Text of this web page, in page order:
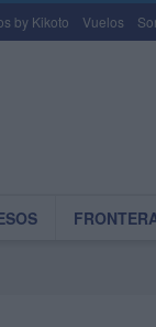
by Kikoto Vuelos